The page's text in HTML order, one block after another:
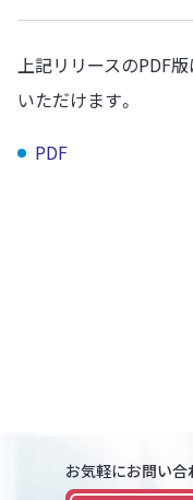
上記リリースのPDF
いただけます。
PDF
お気軽にお問い合